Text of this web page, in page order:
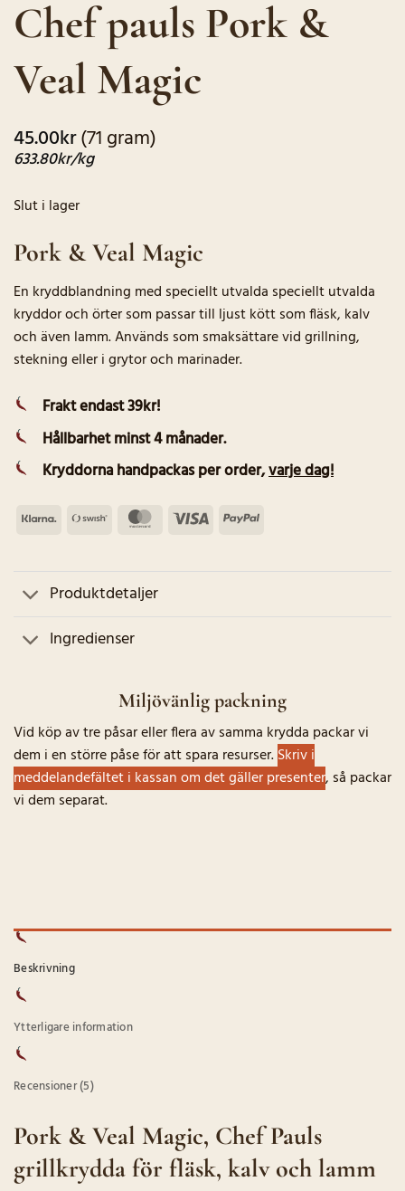
baserat på
kundrecensioner
Chef pauls Pork &
Veal Magic
45.00kr(71 gram)
633.80kr/kg
Slut i lager
Pork & Veal Magic
En kryddblandning med speciellt utvalda speciellt utvalda
kryddor och örter som passar till ljust kött som fläsk, kalv
och även lamm. Används som smaksättare vid grillning,
stekning eller i grytor och marinader.
Frakt endast 39kr!
Hållbarhet minst 4 månader.
Kryddorna handpackas per order,varje dag!
Klarna Swish
MasterCard
Visa PayPal
Produktdetaljer
Ingredienser
Miljövänlig packning
Vid köp av tre påsar eller flera av samma krydda packar vi
dem i en större påse för att spara resurser.Skriv i
meddelandefältet i kassan om det gäller presenter, så packar
vi dem separat.
Beskrivning
Ytterligare information
Recensioner (5)
Pork & Veal Magic, Chef Pauls
grillkrydda för fläsk, kalv och lamm